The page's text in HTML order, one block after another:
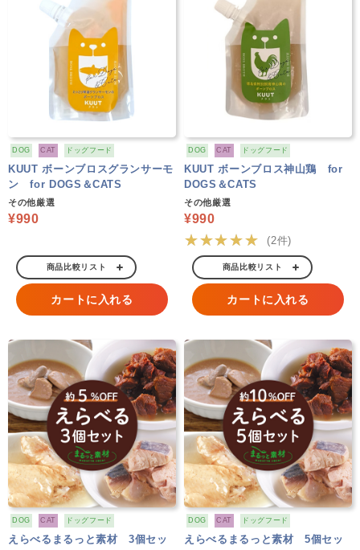
DOG CAT ドッグフード
KUUT ボーンブロスグランサーモ
ン for DOGS＆CATS
その他厳選
¥990
商品比較リスト
カートに入れる
DOG CAT ドッグフード
KUUT ボーンブロス神山鶏 for
DOGS＆CATS
その他厳選
¥990
★★★★★ (2件)
商品比較リスト
カートに入れる
DOG CAT ドッグフード
えらべるまるっと素材 3個セッ
DOG CAT ドッグフード
えらべるまるっと素材 5個セッ